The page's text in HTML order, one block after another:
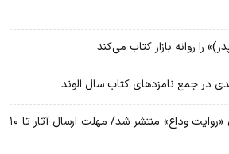
را روانه بازار کتاب می‌کند
در جمع نامزدهای کتاب سال الوند
فراخوان سوگواره رسانه‌ای «روایت وداع» منتشر شد/ مهلت ارسال آثار تا ۱۰